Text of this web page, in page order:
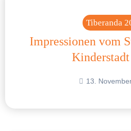
Tiberanda
Impressionen vom
13.